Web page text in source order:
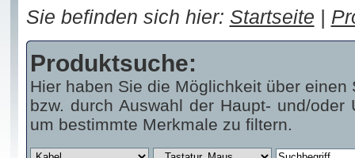
Sie befinden sich hier: Startseite |
Produktsuche:
Hier haben Sie die Möglichkeit über
bzw. durch Auswahl der Haupt- und/
um bestimmte Merkmale zu filtern.